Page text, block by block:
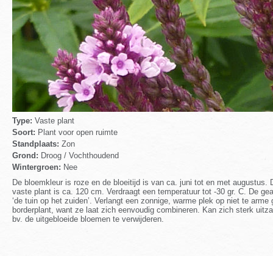
Type: Vaste plant
Soort: Plant voor open ruimte
Standplaats: Zon
Grond: Droog / Vochthoudend
Wintergroen: Nee
De bloemkleur is roze en de bloeitijd is van ca. juni tot en met
vaste plant is ca. 120 cm. Verdraagt een temperatuur tot -30 gr. C. De
‘de tuin op het zuiden’. Verlangt een zonnige, warme plek op niet te
borderplant, want ze laat zich eenvoudig combineren. Kan zich sterk
bv. de uitgebloeide bloemen te verwijderen.